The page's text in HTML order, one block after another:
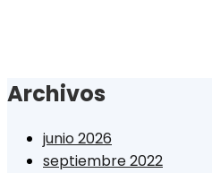
Archivos
junio 2026
septiembre 2022